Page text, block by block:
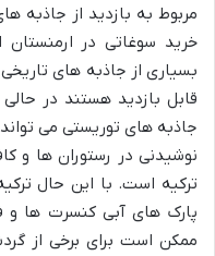
مربوط به بازدید از جاذبه
خرید سوغاتی در ارمنستان
بسیاری از جاذبه های
قابل بازدید هستند در
جاذبه های توریستی می
نوشیدنی در رستوران ها و
ترکیه است. با این حال
پارک های آبی کنسرت ها و
ممکن است برای برخی از